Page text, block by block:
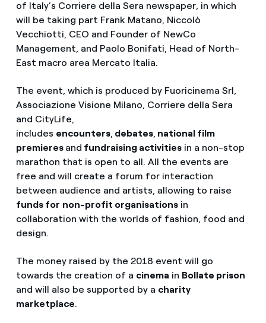
of Italy’s Corriere della Sera newspaper, in which
will be taking part Frank Matano, Niccolò
Vecchiotti, CEO and Founder of NewCo
Management, and Paolo Bonifati, Head of North-
East macro area Mercato Italia.
The event, which is produced by Fuoricinema Srl,
Associazione Visione Milano, Corriere della Sera
and CityLife,
includes encounters, debates, national film
premieres and fundraising activitiesin a non-stop
marathon that is open to all. All the events are
free and will create a forum for interaction
between audience and artists, allowing to raise
funds for non-profit organisationsin
collaboration with the worlds of fashion, food and
design.
The money raised by the 2018 event will go
towards the creation of a cinema in Bollate prison
and will also be supported by a charity
marketplace.